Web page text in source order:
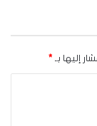
إليها بـ *